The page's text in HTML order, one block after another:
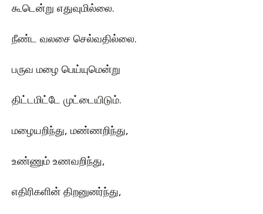
கூடென்று எதுவுமில்லை.
நீண்ட வலசை செல்வதில்லை.
பருவ மழை பெய்யுமென்று
திட்டமிட்டே முட்டையிடும்.
மழையறிந்து, மண்ணறிந்து,
உண்ணும் உணவறிந்து,
எதிரிகளின் திறனுனர்ந்து,